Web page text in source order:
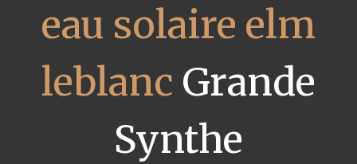
eau solaire elm
leblanc Grande
Synthe